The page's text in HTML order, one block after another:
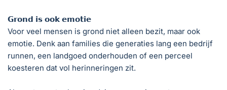
𝗚𝗿𝗼𝗻𝗱 𝗶𝘀 𝗼𝗼𝗸 𝗲𝗺𝗼𝘁𝗶𝗲
Voor veel mensen is grond niet alleen bezit, maar ook
emotie. Denk aan families die generaties lang een bedrijf
runnen, een landgoed onderhouden of een perceel
koesteren dat vol herinneringen zit.